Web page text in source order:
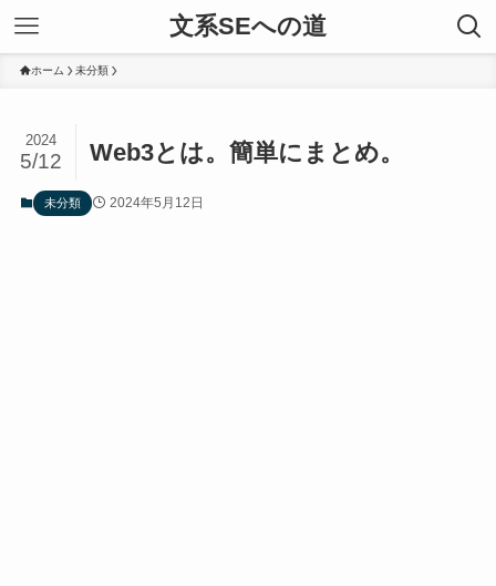
文系SEへの道
ホーム 未分類
Web3とは。簡単にまとめ。
2024
5/12
未分類 2024年5月12日